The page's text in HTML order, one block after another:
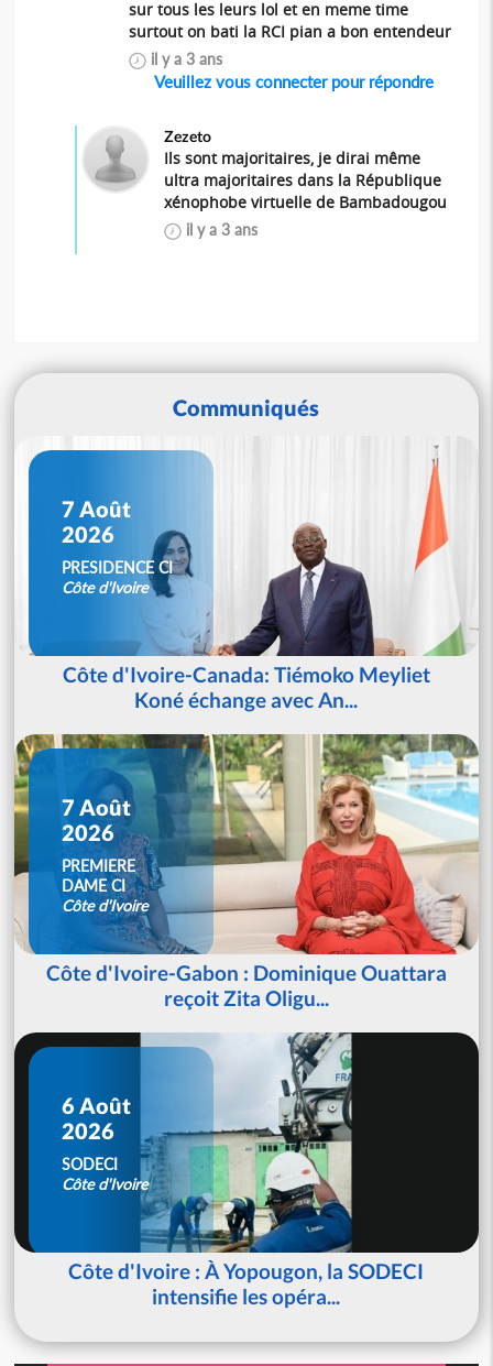
sur tous les leurs lol et en meme time
surtout on bati la RCI pian a bon entendeur
il y a 3 ans
Veuillez vous connecter pour répondre
Zezeto
Ils sont majoritaires, je dirai même
ultra majoritaires dans la République
xénophobe virtuelle de Bambadougou
il y a 3 ans
Communiqués
7 Août
2026
PRESIDENCE CI
Côte d'Ivoire
Côte d'Ivoire-Canada: Tiémoko Meyliet
Koné échange avec An...
7 Août
2026
PREMIERE
DAME CI
Côte d'Ivoire
Côte d'Ivoire-Gabon : Dominique Ouattara
reçoit Zita Oligu...
6 Août
2026
SODECI
Côte d'Ivoire
Côte d'Ivoire : À Yopougon, la SODECI
intensifie les opéra...